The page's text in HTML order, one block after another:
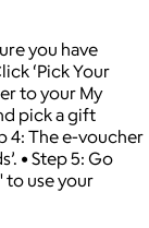
you have
‘Pick Your
to your My
pick a gift
4: The e-voucher
• Step 5: Go
use your